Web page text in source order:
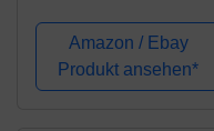
Schraubenschlüssel
Satz in bequemer
Tetron Rolltasche,
Amazon / Ebay
Produkt ansehen*